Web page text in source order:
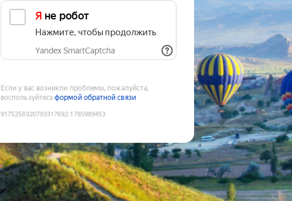
Я не робот
Нажмите, чтобы продолжить
Yandex SmartCaptcha
Если у вас возникли проблемы, пожалуйста,
воспользуйтесьформой обратной связи
9175258920793317692:1785989453